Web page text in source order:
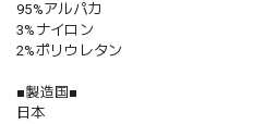
95%アルパカ
3%ナイロン
2%ポリウレタン
■製造国■
日本